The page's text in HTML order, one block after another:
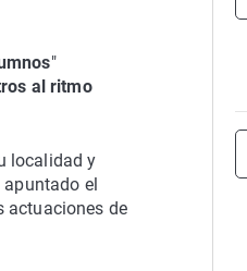
"
al ritmo
localidad y
apuntado el
actuaciones de